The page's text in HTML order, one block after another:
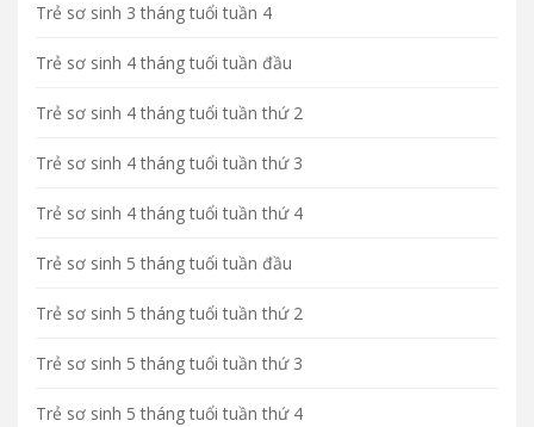
Trẻ sơ sinh 3 tháng tuổi tuần 4
Trẻ sơ sinh 4 tháng tuổi tuần đầu
Trẻ sơ sinh 4 tháng tuổi tuần thứ 2
Trẻ sơ sinh 4 tháng tuổi tuần thứ 3
Trẻ sơ sinh 4 tháng tuổi tuần thứ 4
Trẻ sơ sinh 5 tháng tuổi tuần đầu
Trẻ sơ sinh 5 tháng tuổi tuần thứ 2
Trẻ sơ sinh 5 tháng tuổi tuần thứ 3
Trẻ sơ sinh 5 tháng tuổi tuần thứ 4